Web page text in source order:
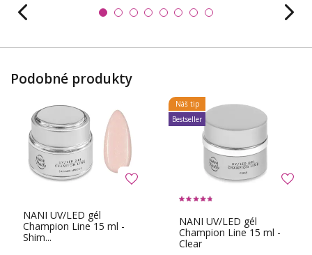
Podobné produkty
NANI UV/LED gél
Champion Line 15 ml -
Shim...
NANI UV/LED gél
Champion Line 15 ml -
Clear
Náš tip
Bestseller